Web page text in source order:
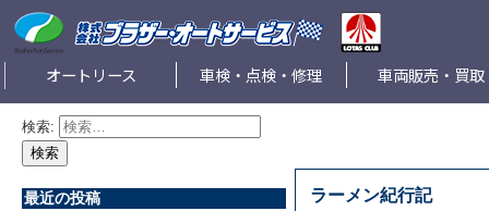
オートリース 車検・点検・修理 車両販売・買取
ラーメン紀行記
検索:
最近の投稿